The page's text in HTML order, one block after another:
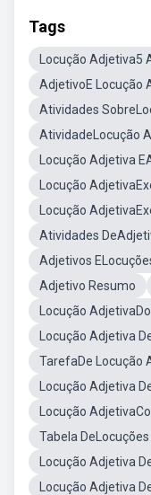
Tags
Locução Adjetiva5
AdjetivoE Locução
Atividades
AtividadeLocução
Locução Adjetiva
Locução
Locução
Atividades
Adjetivos
Adjetivo Resumo
Locução
Locução Adjetiva
TarefaDe Locução
Locução Adjetiva
Locução
Tabela
Locução Adjetiva
Locução Adjetiva